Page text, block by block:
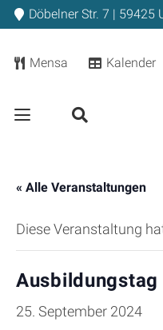
Döbelner Str. 7 | 59425
Mensa Kalender
« Alle Veranstaltungen
Diese Veranstaltung
Ausbildungstag
25. September 2024